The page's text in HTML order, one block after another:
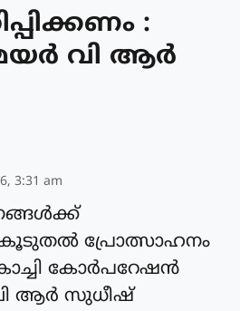
:
വി ആർ
3:31 am
കൂടുതൽ പ്രോത്സാഹനം
കോർപറേഷൻ
വി ആർ സുധീഷ്